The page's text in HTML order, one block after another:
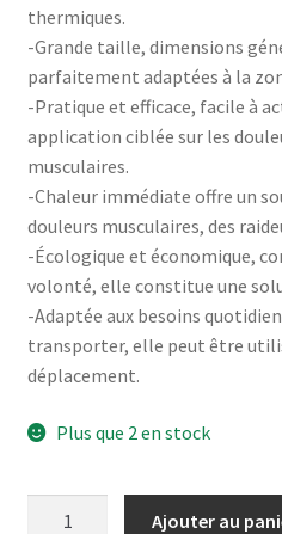
thermiques.
-Grande taille, dimensions
parfaitement adaptées à la
-Pratique et efficace, facile à
application ciblée sur les
musculaires.
-Chaleur immédiate offre un
douleurs musculaires, des
-Écologique et économique,
volonté, elle constitue une
-Adaptée aux besoins
transporter, elle peut être
déplacement.
Plus que 2 en stock
Ajouter au